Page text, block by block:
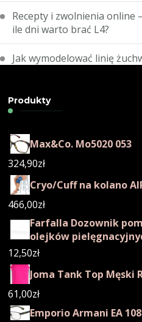
Recepty i zwolnienia online
ile dni warto brać L4?
Jak wymodelować linię
Produkty
Max&Co. Mo5020 053
324,90zł
Cryo/Cuff na kolano
466,00zł
Farfalla Dozownik
olejków
12,50zł
Joma Tank Top Męski
61,00zł
Emporio Armani EA